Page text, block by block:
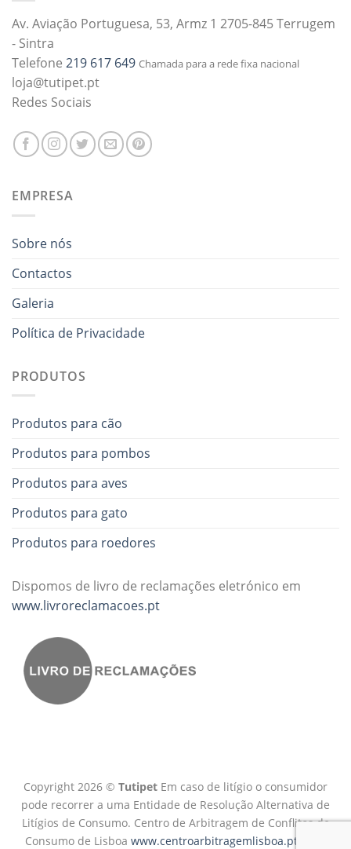
Av. Aviação Portuguesa, 53, Armz 1 2705-845 Terrugem
- Sintra
Telefone 219 617 649 Chamada para a rede fixa nacional
loja@tutipet.pt
Redes Sociais
EMPRESA
Sobre nós
Contactos
Galeria
Política de Privacidade
PRODUTOS
Produtos para cão
Produtos para pombos
Produtos para aves
Produtos para gato
Produtos para roedores
Dispomos de livro de reclamações eletrónico em
www.livroreclamacoes.pt
Copyright 2026 © Tutipet Em caso de litígio o consumidor
pode recorrer a uma Entidade de Resolução Alternativa de
Litígios de Consumo. Centro de Arbitragem de Conflitos de
Consumo de Lisboa www.centroarbitragemlisboa.pt